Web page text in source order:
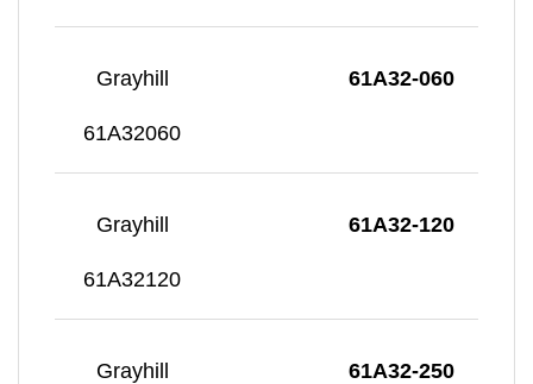
Grayhill 61A32-060
61A32060
Grayhill 61A32-120
61A32120
Grayhill 61A32-250